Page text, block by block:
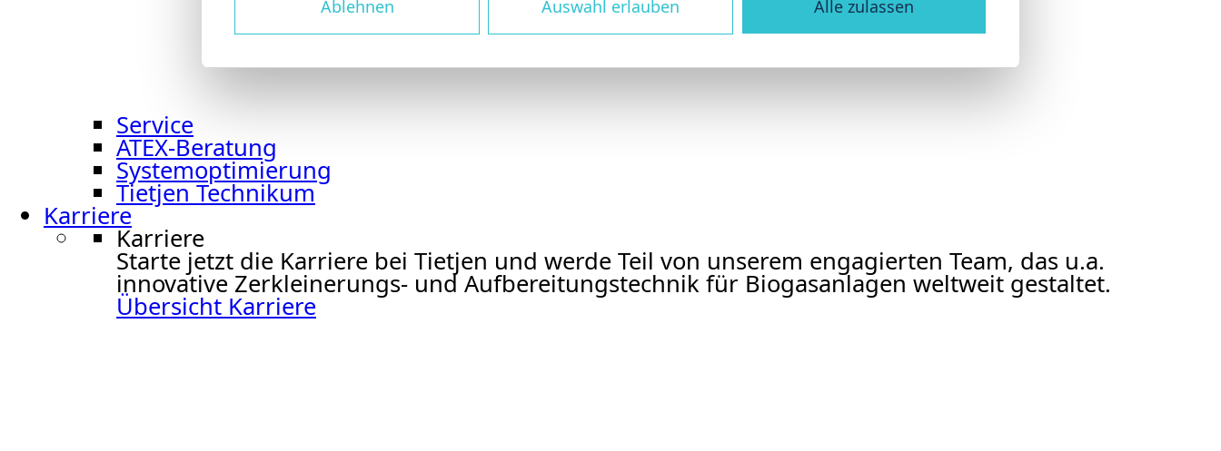
Ablehnen Auswahl erlauben Alle zulassen
Service
ATEX-Beratung
Systemoptimierung
Tietjen Technikum
Karriere
Karriere
Starte jetzt die Karriere bei Tietjen und werde Teil von unserem engagierten Team, das u.a.
innovative Zerkleinerungs- und Aufbereitungstechnik für Biogasanlagen weltweit gestaltet.
Übersicht Karriere